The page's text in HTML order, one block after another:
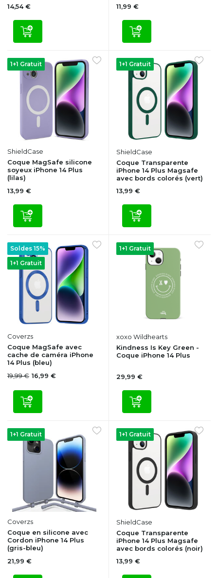
14,54 € 11,99 €
1+1 Gratuit
ShieldCase
Coque MagSafe silicone
soyeux iPhone 14 Plus
(lilas)
13,99 €
1+1 Gratuit
ShieldCase
Coque Transparente
iPhone 14 Plus Magsafe
avec bords colorés (vert)
13,99 €
1+1 Gratuit
Soldes 15%
Coverzs
Coque MagSafe avec
cache de caméra iPhone
14 Plus (bleu)
19,99 € 16,99 €
1+1 Gratuit
xoxo Wildhearts
Kindness Is Key Green -
Coque iPhone 14 Plus
29,99 €
1+1 Gratuit
Coverzs
Coque en silicone avec
Cordon iPhone 14 Plus
(gris-bleu)
21,99 €
1+1 Gratuit
ShieldCase
Coque Transparente
iPhone 14 Plus Magsafe
avec bords colorés (noir)
13,99 €